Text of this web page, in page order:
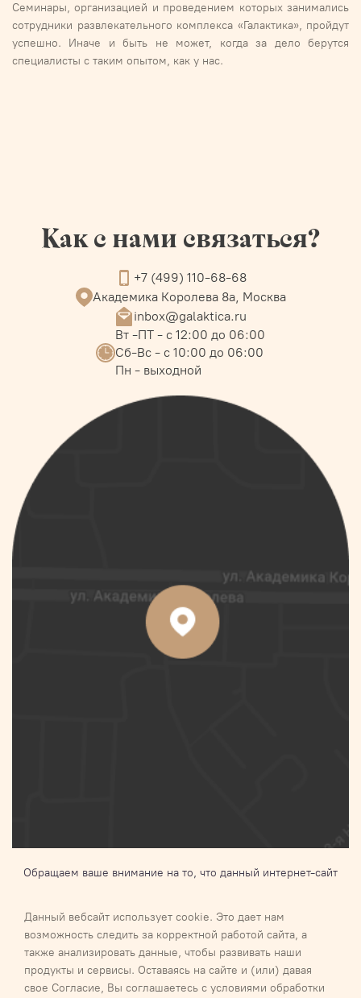
Данный вебсайт использует cookie. Это дает нам
возможность следить за корректной работой сайта, а
также анализировать данные, чтобы развивать наши
продукты и сервисы. Оставаясь на сайте и (или) давая
свое Согласие, Вы соглашаетесь с условиями обработки
Семинары, организацией и проведением которых занимались
сотрудники развлекательного комплекса «Галактика», пройдут
успешно. Иначе и быть не может, когда за дело берутся
специалисты с таким опытом, как у нас.
Как с нами связаться?
+7 (499) 110-68-68
Академика Королева 8а, Москва
inbox@galaktica.ru
Вт -ПТ - с 12:00 до 06:00
Сб-Вс - с 10:00 до 06:00
Пн - выходной
Обращаем ваше внимание на то, что данный интернет-сайт
определяемой положениями Статьи 437 п.2 Гражданского
кодекса Российской Федерации.Для получения подробной
информации о наличии и стоимости указанных товаров и (или)
услуг, пожалуйста, обращайтесь к менеджеру